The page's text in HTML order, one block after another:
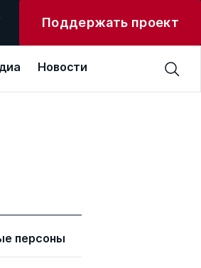
Поддержать проект
Новости
персоны